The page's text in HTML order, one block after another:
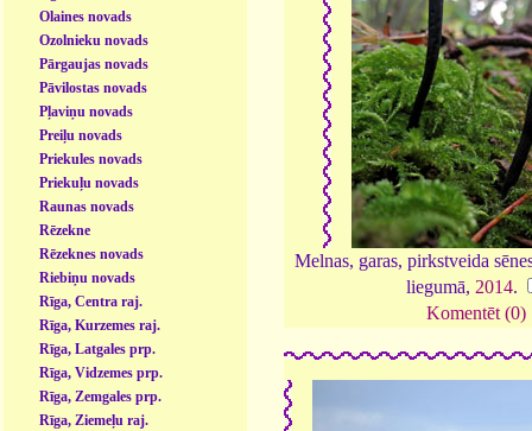
Olaines novads
Ozolnieku novads
Pārgaujas novads
Pāvilostas novads
Pļaviņu novads
Preiļu novads
Priekules novads
Priekuļu novads
Raunas novads
Rēzekne
Rēzeknes novads
Riebiņu novads
Rīga, Centra raj.
Rīga, Kurzemes raj.
Rīga, Latgales prp.
Rīga, Vidzemes prp.
Rīga, Zemgales prp.
Rīga, Ziemeļu raj.
Melnas, garas, pirkstveida
liegumā, 2014.
Komentēt (0)